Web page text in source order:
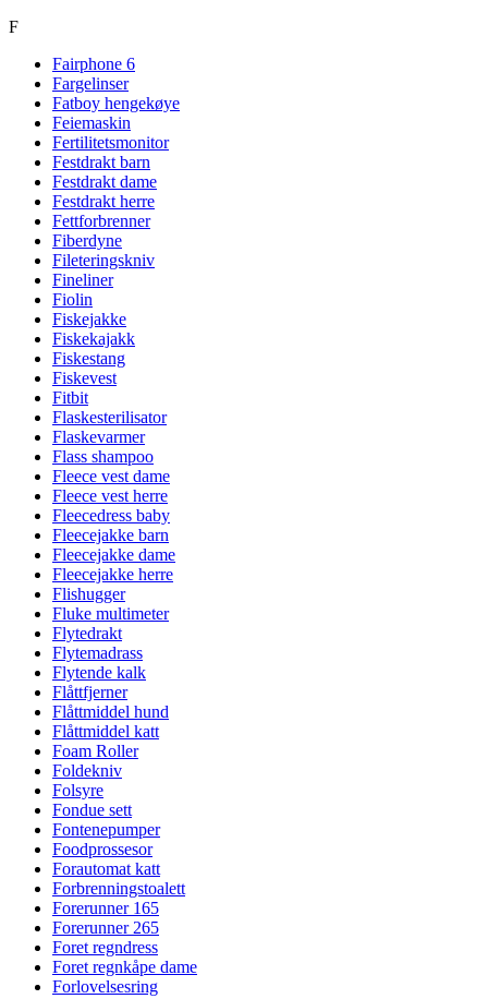
F
Fairphone 6
Fargelinser
Fatboy hengekøye
Feiemaskin
Fertilitetsmonitor
Festdrakt barn
Festdrakt dame
Festdrakt herre
Fettforbrenner
Fiberdyne
Fileteringskniv
Fineliner
Fiolin
Fiskejakke
Fiskekajakk
Fiskestang
Fiskevest
Fitbit
Flaskesterilisator
Flaskevarmer
Flass shampoo
Fleece vest dame
Fleece vest herre
Fleecedress baby
Fleecejakke barn
Fleecejakke dame
Fleecejakke herre
Flishugger
Fluke multimeter
Flytedrakt
Flytemadrass
Flytende kalk
Flåttfjerner
Flåttmiddel hund
Flåttmiddel katt
Foam Roller
Foldekniv
Folsyre
Fondue sett
Fontenepumper
Foodprossesor
Forautomat katt
Forbrenningstoalett
Forerunner 165
Forerunner 265
Foret regndress
Foret regnkåpe dame
Forlovelsesring